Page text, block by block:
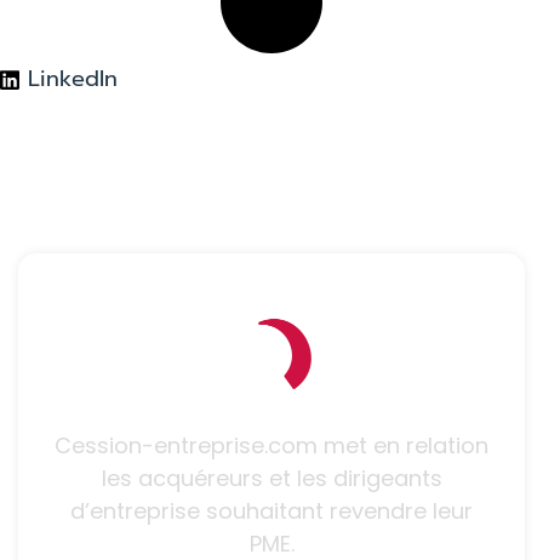
LinkedIn
Cession-entreprise.com met en relation
les acquéreurs et les dirigeants
d’entreprise souhaitant revendre leur
PME.